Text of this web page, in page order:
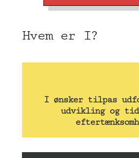
Hvem er I?
I ønsker tilpas
udvikling og